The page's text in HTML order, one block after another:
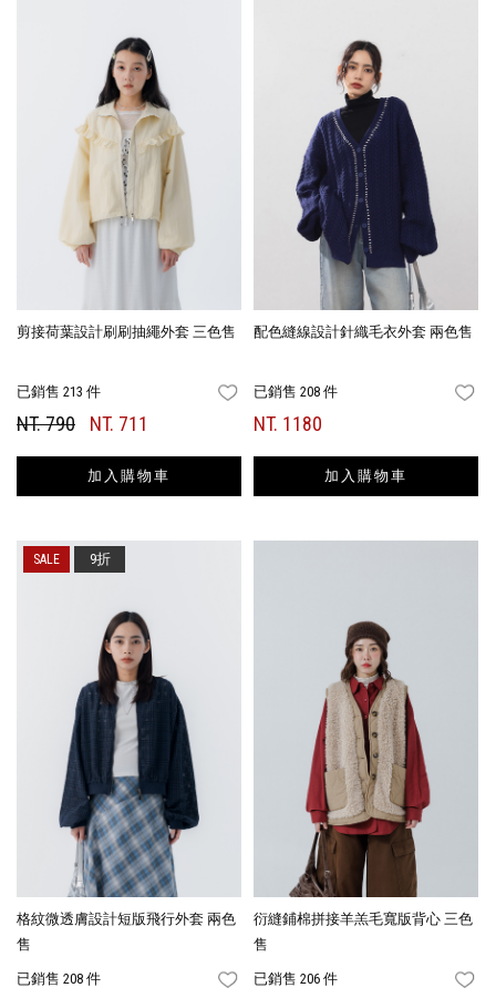
剪接荷葉設計刷刷抽繩外套 三色售
已銷售 213 件 FAVORITES
NT. 790 NT. 711
加入購物車
配色縫線設計針織毛衣外套 兩色售
已銷售 208 件
NT. 1180
加入購物車
格紋微透膚設計短版飛行外套 兩色
售
已銷售 208 件 FAVORITES
9折
衍縫鋪棉拼接羊羔毛寬版背心 三色
售
已銷售 206 件